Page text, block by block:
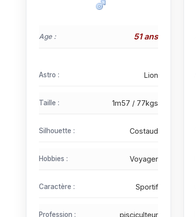
Age : 51 ans
Astro : Lion
Taille : 1m57 / 77kgs
Silhouette : Costaud
Hobbies : Voyager
Caractère : Sportif
Profession : pisciculteur